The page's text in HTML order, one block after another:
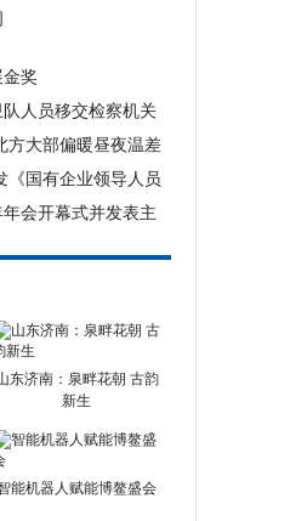
奖
人员移交检察机关
方大部偏暖昼夜温差
《国有企业领导人员
会开幕式并发表主
东济南：泉畔花朝 古韵
新生
能机器人赋能博鳌盛会